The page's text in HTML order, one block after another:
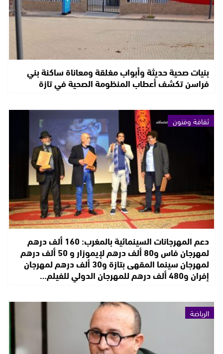
بنيات صحية حديثة وأبواب مغلقة ومعاناة ساكنة بني
فراسن تكشف أعطاب المنظومة الصحية في تازة
ثقافة وفنون
دعم المهرجانات السينمائية بالمغرب: 160 ألف درهم
لمهرجان فاس و80 ألف درهم لإيموزار و 50 ألف درهم
لمهرجان سينما المقهى بتازة و30 ألف درهم لمهرجان
إفران و480 ألف درهم للمهرجان الدولي للفيلم…
الرياضة